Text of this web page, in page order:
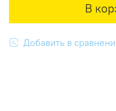
В
Добавить в